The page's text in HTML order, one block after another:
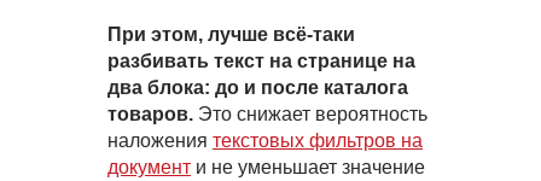
При этом, лучше всё-таки
разбивать текст на странице на
два блока: до и после каталога
товаров. Это снижает вероятность
наложения текстовых фильтров на
документ и не уменьшает значение